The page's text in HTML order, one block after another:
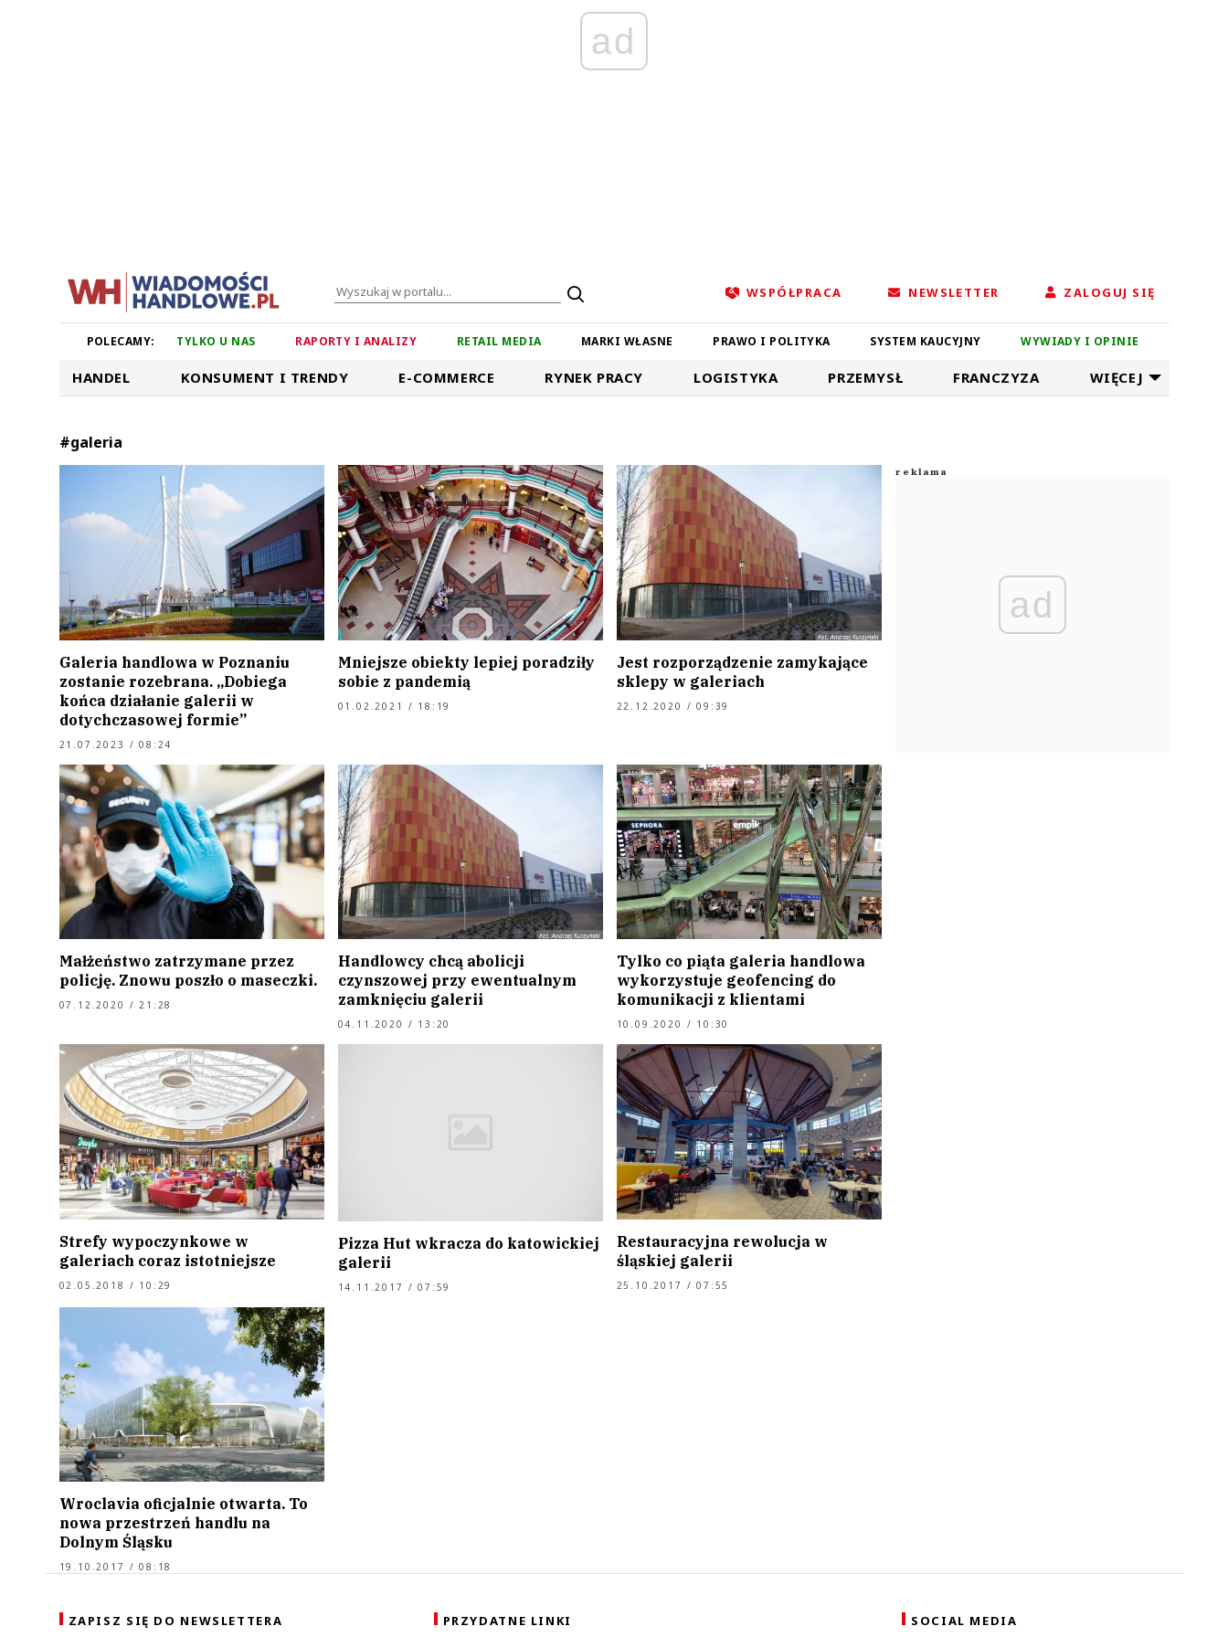
ad
WSPÓŁPRACA NEWSLETTER ZALOGUJ SIĘ
POLECAMY: TYLKO U NAS RAPORTY I ANALIZY RETAIL MEDIA MARKI WŁASNE PRAWO I POLITYKA SYSTEM KAUCYJNY WYWIADY I OPINIE
HANDEL KONSUMENT I TRENDY E-COMMERCE RYNEK PRACY LOGISTYKA PRZEMYSŁ FRANCZYZA WIĘCEJ
#galeria
Galeria handlowa w Poznaniu
zostanie rozebrana. „Dobiega
końca działanie galerii w
dotychczasowej formie”
21.07.2023 / 08:24
Mniejsze obiekty lepiej poradziły
sobie z pandemią
01.02.2021 / 18:19
Jest rozporządzenie zamykające
sklepy w galeriach
22.12.2020 / 09:39
Małżeństwo zatrzymane przez
policję. Znowu poszło o maseczki.
07.12.2020 / 21:28
Handlowcy chcą abolicji
czynszowej przy ewentualnym
zamknięciu galerii
04.11.2020 / 13:20
Tylko co piąta galeria handlowa
wykorzystuje geofencing do
komunikacji z klientami
10.09.2020 / 10:30
Strefy wypoczynkowe w
galeriach coraz istotniejsze
02.05.2018 / 10:29
Pizza Hut wkracza do katowickiej
galerii
14.11.2017 / 07:59
Restauracyjna rewolucja w
śląskiej galerii
25.10.2017 / 07:55
Wroclavia oficjalnie otwarta. To
nowa przestrzeń handlu na
Dolnym Śląsku
19.10.2017 / 08:18
ad
ZAPISZ SIĘ DO NEWSLETTERA PRZYDATNE LINKI SOCIAL MEDIA